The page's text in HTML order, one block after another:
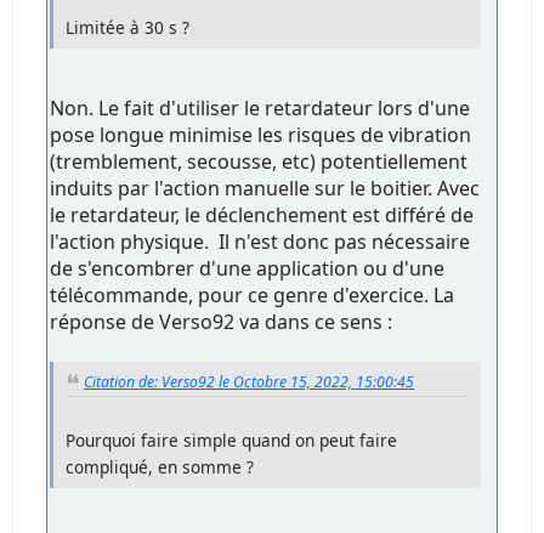
Limitée à 30 s ?
Non. Le fait d'utiliser le retardateur lors d'une
pose longue minimise les risques de vibration
(tremblement, secousse, etc) potentiellement
induits par l'action manuelle sur le boitier. Avec
le retardateur, le déclenchement est différé de
l'action physique. Il n'est donc pas nécessaire
de s'encombrer d'une application ou d'une
télécommande, pour ce genre d'exercice. La
réponse de Verso92 va dans ce sens :
Citation de: Verso92 le Octobre 15, 2022, 15:00:45
Pourquoi faire simple quand on peut faire
compliqué, en somme ?